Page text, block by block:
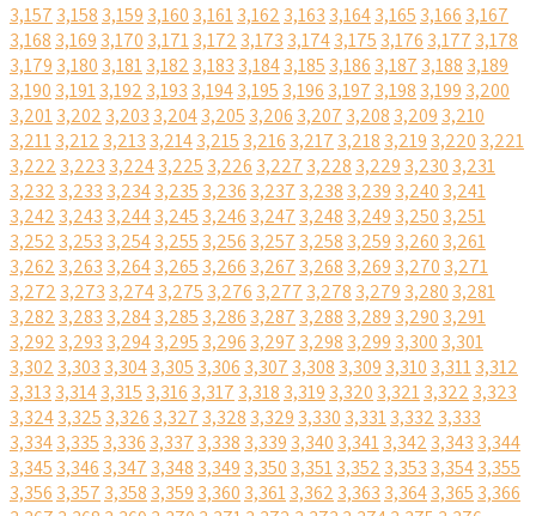
3,157 3,158 3,159 3,160 3,1613,162 3,163 3,1643,165 3,166 3,167
3,168 3,169 3,170 3,1713,172 3,173 3,1743,175 3,176 3,177 3,178
3,179 3,180 3,1813,182 3,183 3,1843,185 3,186 3,187 3,188 3,189
3,190 3,1913,192 3,193 3,1943,195 3,196 3,197 3,198 3,199 3,200
3,2013,202 3,203 3,2043,205 3,206 3,207 3,208 3,209 3,210
3,2113,212 3,213 3,2143,215 3,216 3,217 3,218 3,219 3,220 3,221
3,222 3,223 3,2243,225 3,226 3,227 3,228 3,229 3,230 3,231
3,232 3,233 3,2343,235 3,236 3,237 3,238 3,239 3,240 3,241
3,242 3,243 3,2443,245 3,246 3,247 3,248 3,249 3,250 3,251
3,252 3,253 3,2543,255 3,256 3,257 3,258 3,259 3,260 3,261
3,262 3,263 3,2643,265 3,266 3,267 3,268 3,269 3,270 3,271
3,272 3,273 3,2743,275 3,276 3,277 3,278 3,279 3,280 3,281
3,282 3,283 3,2843,285 3,286 3,287 3,288 3,289 3,290 3,291
3,292 3,293 3,2943,295 3,296 3,297 3,298 3,299 3,300 3,301
3,302 3,303 3,3043,305 3,306 3,307 3,308 3,309 3,310 3,3113,312
3,313 3,3143,315 3,316 3,317 3,318 3,319 3,320 3,3213,322 3,323
3,3243,325 3,326 3,327 3,328 3,329 3,330 3,3313,332 3,333
3,3343,335 3,336 3,337 3,338 3,339 3,340 3,3413,342 3,343 3,344
3,345 3,346 3,347 3,348 3,349 3,350 3,3513,352 3,353 3,3543,355
3,356 3,357 3,358 3,359 3,360 3,3613,362 3,363 3,3643,365 3,366